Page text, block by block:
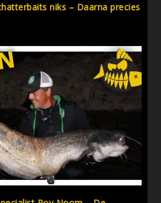
niks – Daarna precies